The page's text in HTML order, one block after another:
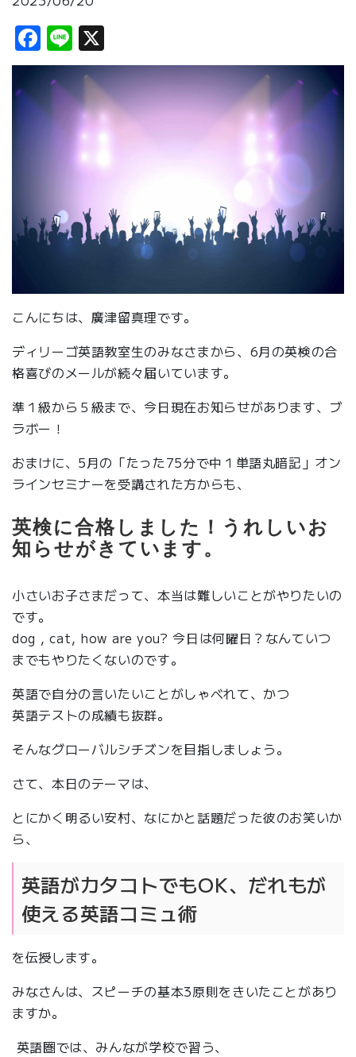
Facebook
Line
こんにちは、廣津留真理です。
ディリーゴ英語教室生のみなさまから、6月の英検の合
格喜びのメールが続々届いています。
準１級から５級まで、今日現在お知らせがあります、ブ
ラボー！
おまけに、5月の「たった75分で中１単語丸暗記」オン
ラインセミナーを受講された方からも、
英検に合格しました！うれしいお
知らせがきています。
小さいお子さまだって、本当は難しいことがやりたいの
です。
dog , cat, how are you? 今日は何曜日？なんていつ
までもやりたくないのです。
英語で自分の言いたいことがしゃべれて、かつ
英語テストの成績も抜群。
そんなグローバルシチズンを目指しましょう。
さて、本日のテーマは、
とにかく明るい安村、なにかと話題だった彼のお笑いか
ら、
英語がカタコトでもOK、だれもが
使える英語コミュ術
を伝授します。
みなさんは、スピーチの基本3原則をきいたことがあり
ますか。
英語圏では、みんなが学校で習う、